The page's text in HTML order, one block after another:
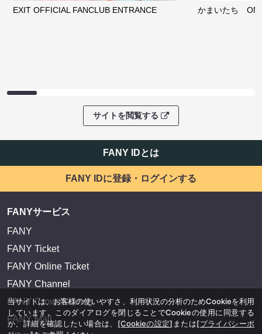
EXIT OFFICIAL FANCLUB ENTRANCE かまいたち
サイトを閲覧する
FANY IDとは
FANY IDに登録・ログインする
FANYサービス
FANY
FANY Ticket
FANY Online Ticket
FANY Channel
FANY Crowdfunding
FANY Mall
当サイトは、お客様の使いやすさ、利用状況の分析のためCookieを利用
しています。このダイアログを閉じることでCookieの使用に同意する
か、詳細を確認したい場合は、 [Cookieの設定] または[プライバシーポ